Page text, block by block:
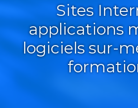
Sites
applications
logiciels sur-